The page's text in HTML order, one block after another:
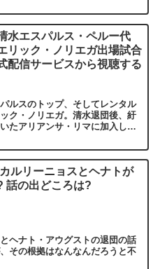
水エスパルス・ペルー代
リック・ノリエガ出場試合
配信サービスから視聴する
ルスのトップ、そしてレンタル
ク・ノリエガ。清水退団後、紆
たアリアンサ・リマに加入し、
ルリーニョスとヘナトが
話の出どころは?
ヘナト・アウグストの退団の話
その根拠はなんなんだろうと不